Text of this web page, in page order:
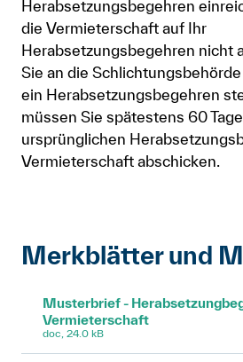
Herabsetzungsbegehren
die Vermieterschaft auf Ihr
Herabsetzungsbegehren nicht
Sie an die
ein Herabsetzungsbegehren
müssen Sie spätestens 60
ursprünglichen
Vermieterschaft abschicken.
Merkblätter und
Musterbrief -
Vermieterschaft
doc, 24.0 kB